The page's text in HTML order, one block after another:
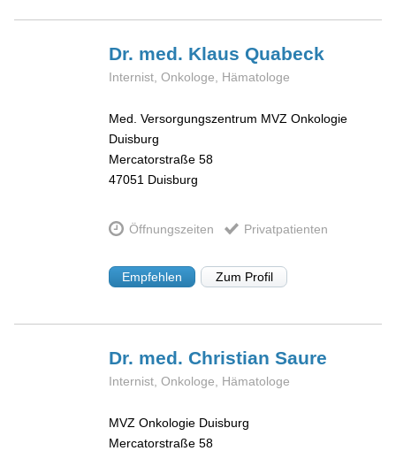
Dr. med. Klaus Quabeck
Internist, Onkologe, Hämatologe
Med. Versorgungszentrum MVZ Onkologie
Duisburg
Mercatorstraße 58
47051 Duisburg
Öffnungszeiten Privatpatienten
Empfehlen Zum Profil
Dr. med. ChristianSaure
Internist, Onkologe, Hämatologe
MVZ Onkologie Duisburg
Mercatorstraße 58